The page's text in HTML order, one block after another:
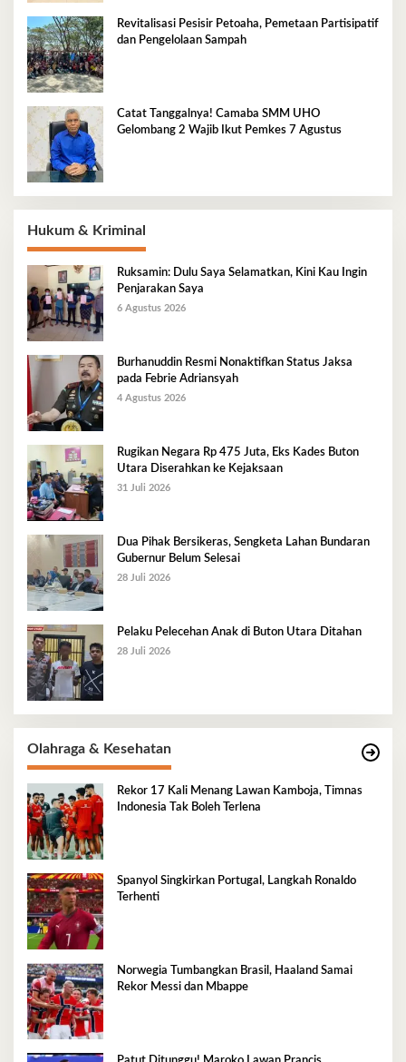
Revitalisasi Pesisir Petoaha, Pemetaan Partisipatif
dan Pengelolaan Sampah
Catat Tanggalnya! Camaba SMM UHO
Gelombang 2 Wajib Ikut Pemkes 7 Agustus
Hukum & Kriminal
Ruksamin: Dulu Saya Selamatkan, Kini Kau Ingin
Penjarakan Saya
6 Agustus 2026
Burhanuddin Resmi Nonaktifkan Status Jaksa
pada Febrie Adriansyah
4 Agustus 2026
Rugikan Negara Rp 475 Juta, Eks Kades Buton
Utara Diserahkan ke Kejaksaan
31 Juli 2026
Dua Pihak Bersikeras, Sengketa Lahan Bundaran
Gubernur Belum Selesai
28 Juli 2026
Pelaku Pelecehan Anak di Buton Utara Ditahan
28 Juli 2026
Olahraga & Kesehatan
Rekor 17 Kali Menang Lawan Kamboja, Timnas
Indonesia Tak Boleh Terlena
Spanyol Singkirkan Portugal, Langkah Ronaldo
Terhenti
Norwegia Tumbangkan Brasil, Haaland Samai
Rekor Messi dan Mbappe